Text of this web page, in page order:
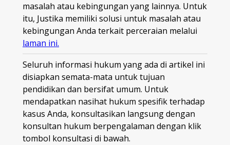
masalah atau kebingungan yang lainnya. Untuk
itu, Justika memiliki solusi untuk masalah atau
kebingungan Anda terkait perceraian melalui
laman ini.
Seluruh informasi hukum yang ada di artikel ini
disiapkan semata-mata untuk tujuan
pendidikan dan bersifat umum. Untuk
mendapatkan nasihat hukum spesifik terhadap
kasus Anda, konsultasikan langsung dengan
konsultan hukum berpengalaman dengan klik
tombol konsultasi di bawah.